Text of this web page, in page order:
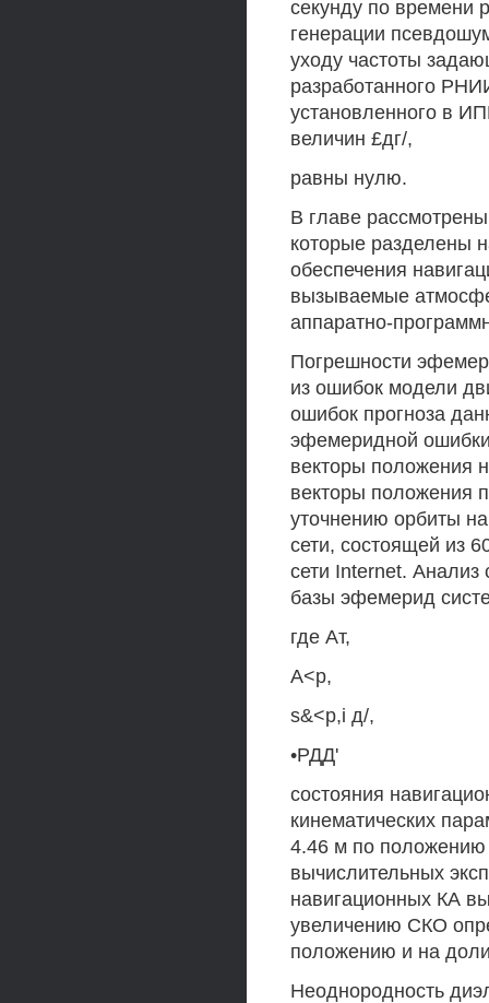
секунду по времени
генерации
уходу частоты
разработанного
установленного в
величин £дг/,
равны нулю.
В главе
которые разделены
обеспечения
вызываемые
аппаратно-
Погрешности
из ошибок модели
ошибок прогноза
эфемеридной
векторы положения
векторы положения
уточнению орбиты
сети, состоящей из
сети Internet.
базы эфемерид
где Ат,
А<р,
s&<p,i д/,
•РДД'
состояния
кинематических
4.46 м по положению
вычислительных
навигационных КА
увеличению СКО
положению и на
Неоднородность